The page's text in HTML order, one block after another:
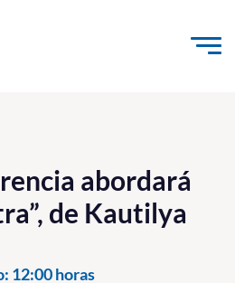
al contenido
e Innovación
abordará
de Kautilya
12:00 horas